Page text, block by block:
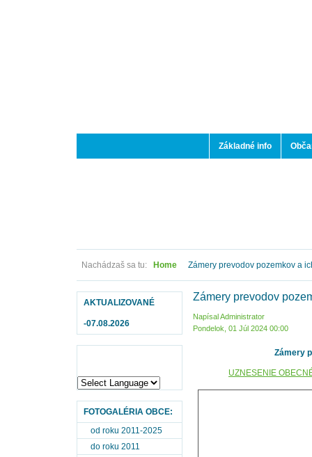
Základné info
Nachádzaš sa tu: Home Zámery prevodov pozemkov a
AKTUALIZOVANÉ
-07.08.2026
FOTOGALÉRIA OBCE:
od roku 2011-2025
do roku 2011
Zámery prevodov
Napísal Administrator
Pondelok, 01 Júl 2024 00:00
Zámery
UZNESENIE